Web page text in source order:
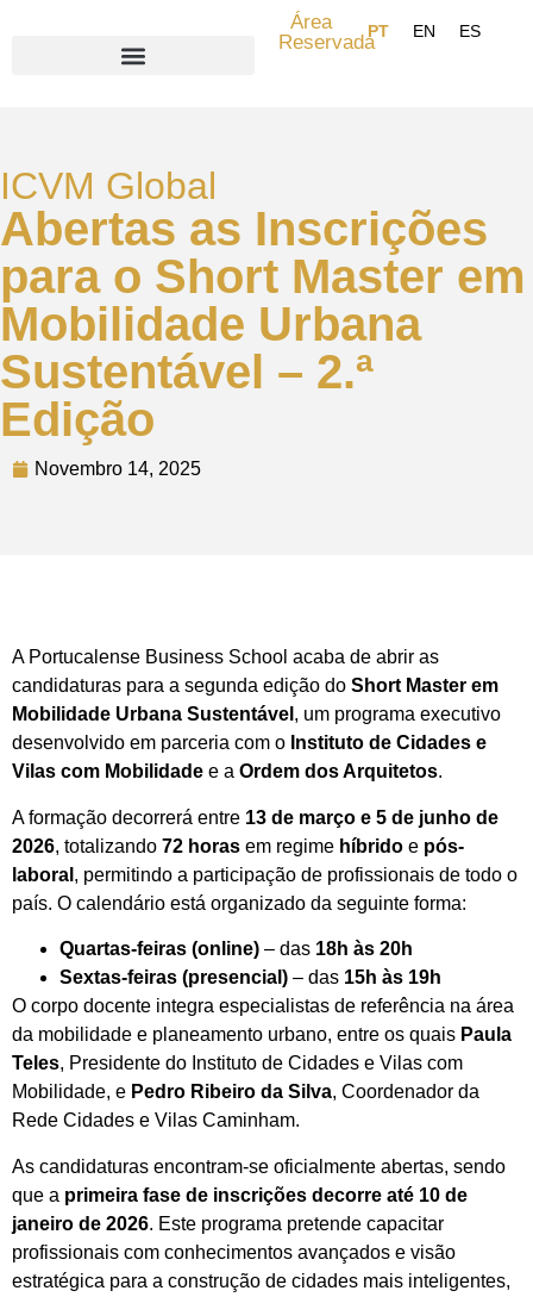
Área
Reservada
ICVM Global
Abertas as Inscrições
para o Short Master em
Mobilidade Urbana
Sustentável – 2.ª
Edição
Novembro 14, 2025
A Portucalense Business School acaba de abrir as
candidaturas para a segunda edição do Short Master em
Mobilidade Urbana Sustentável , um programa executivo
desenvolvido em parceria com o Instituto de Cidades e
Vilas com Mobilidade e a Ordem dos Arquitetos.
A formação decorrerá entre 13 de março e 5 de junho de
2026, totalizando 72 horas em regime híbrido e pós-
laboral , permitindo a participação de profissionais de todo o
país. O calendário está organizado da seguinte forma:
Quartas-feiras (online) – das 18h às 20h
Sextas-feiras (presencial) – das 15h às 19h
O corpo docente integra especialistas de referência na área
da mobilidade e planeamento urbano, entre os quais Paula
Teles, Presidente do Instituto de Cidades e Vilas com
Mobilidade, e Pedro Ribeiro da Silva, Coordenador da
Rede Cidades e Vilas Caminham.
As candidaturas encontram-se oficialmente abertas, sendo
que a primeira fase de inscrições decorre até 10 de
janeiro de 2026. Este programa pretende capacitar
profissionais com conhecimentos avançados e visão
estratégica para a construção de cidades mais inteligentes,